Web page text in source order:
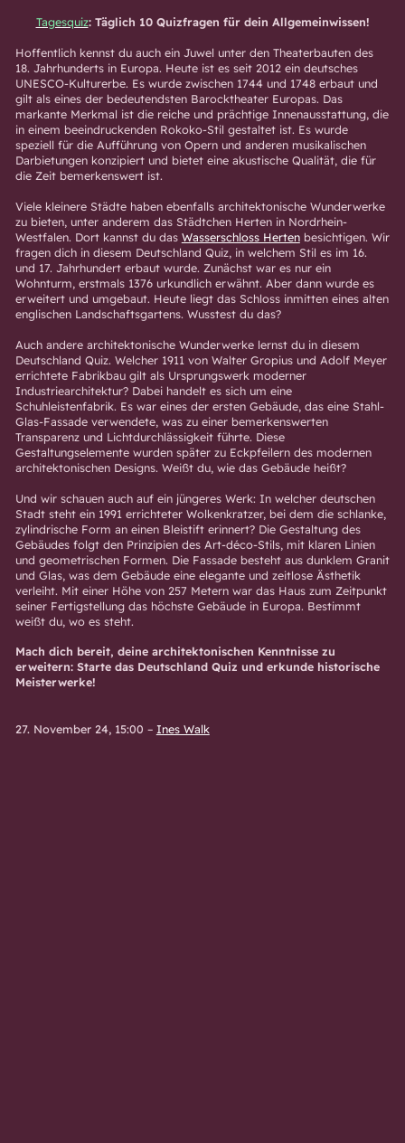
Tagesquiz: Täglich 10 Quizfragen für dein Allgemeinwissen!
Hoffentlich kennst du auch ein Juwel unter den Theaterbauten des
18. Jahrhunderts in Europa. Heute ist es seit 2012 ein deutsches
UNESCO-Kulturerbe. Es wurde zwischen 1744 und 1748 erbaut und
gilt als eines der bedeutendsten Barocktheater Europas. Das
markante Merkmal ist die reiche und prächtige Innenausstattung, die
in einem beeindruckenden Rokoko-Stil gestaltet ist. Es wurde
speziell für die Aufführung von Opern und anderen musikalischen
Darbietungen konzipiert und bietet eine akustische Qualität, die für
die Zeit bemerkenswert ist.
Viele kleinere Städte haben ebenfalls architektonische Wunderwerke
zu bieten, unter anderem das Städtchen Herten in Nordrhein-
Westfalen. Dort kannst du das Wasserschloss Hertenbesichtigen. Wir
fragen dich in diesem Deutschland Quiz, in welchem Stil es im 16.
und 17. Jahrhundert erbaut wurde. Zunächst war es nur ein
Wohnturm, erstmals 1376 urkundlich erwähnt. Aber dann wurde es
erweitert und umgebaut. Heute liegt das Schloss inmitten eines alten
englischen Landschaftsgartens. Wusstest du das?
Auch andere architektonische Wunderwerke lernst du in diesem
Deutschland Quiz. Welcher 1911 von Walter Gropius und Adolf Meyer
errichtete Fabrikbau gilt als Ursprungswerk moderner
Industriearchitektur? Dabei handelt es sich um eine
Schuhleistenfabrik. Es war eines der ersten Gebäude, das eine Stahl-
Glas-Fassade verwendete, was zu einer bemerkenswerten
Transparenz und Lichtdurchlässigkeit führte. Diese
Gestaltungselemente wurden später zu Eckpfeilern des modernen
architektonischen Designs. Weißt du, wie das Gebäude heißt?
Und wir schauen auch auf ein jüngeres Werk: In welcher deutschen
Stadt steht ein 1991 errichteter Wolkenkratzer, bei dem die schlanke,
zylindrische Form an einen Bleistift erinnert? Die Gestaltung des
Gebäudes folgt den Prinzipien des Art-déco-Stils, mit klaren Linien
und geometrischen Formen. Die Fassade besteht aus dunklem Granit
und Glas, was dem Gebäude eine elegante und zeitlose Ästhetik
verleiht. Mit einer Höhe von 257 Metern war das Haus zum Zeitpunkt
seiner Fertigstellung das höchste Gebäude in Europa. Bestimmt
weißt du, wo es steht.
Mach dich bereit, deine architektonischen Kenntnisse zu
erweitern: Starte das Deutschland Quiz und erkunde historische
Meisterwerke!
27. November 24, 15:00 – Ines Walk